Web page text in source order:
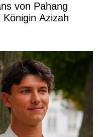
von Pahang
Azizah